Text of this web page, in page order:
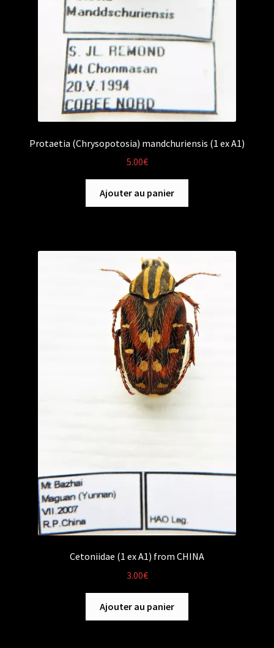
Protaetia (Chrysopotosia) mandchuriensis (1 ex A1)
5.00€
Ajouter au panier
Cetoniidae (1 ex A1) from CHINA
3.00€
Ajouter au panier